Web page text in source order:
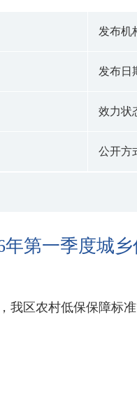
发布机
发布日
效力状
公开方
年第一季度城
区农村低保保障标